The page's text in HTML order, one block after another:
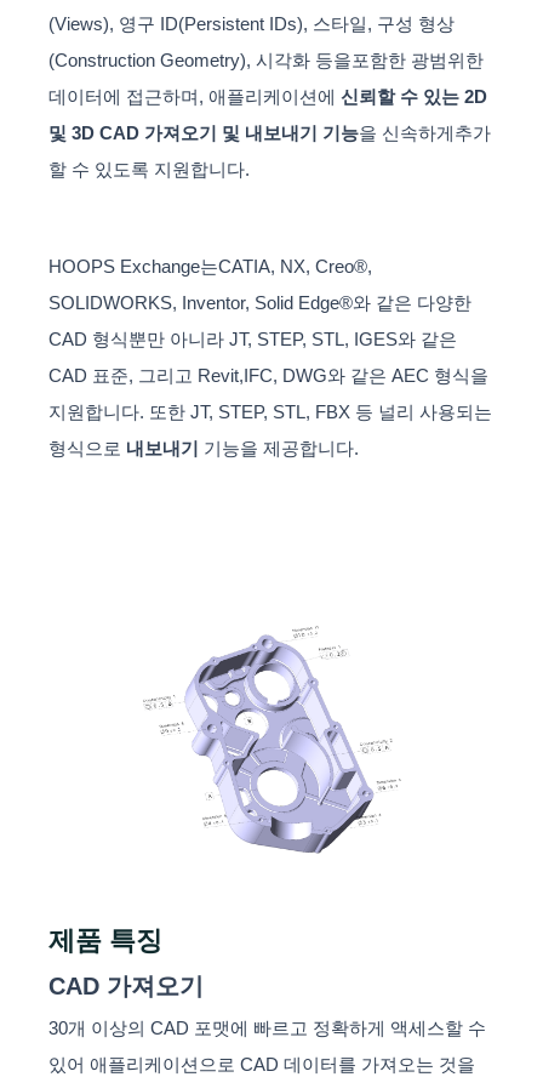
(Views), 영구 ID(Persistent IDs), 스타일, 구성 형상
(Construction Geometry), 시각화 등을포함한 광범위한
데이터에 접근하며, 애플리케이션에 신뢰할 수 있는 2D
및 3D CAD 가져오기 및 내보내기 기능을 신속하게추가
할 수 있도록 지원합니다.
HOOPS Exchange는CATIA, NX, Creo®,
SOLIDWORKS, Inventor, Solid Edge®와 같은 다양한
CAD 형식뿐만 아니라 JT, STEP, STL, IGES와 같은
CAD 표준, 그리고 Revit,IFC, DWG와 같은 AEC 형식을
지원합니다. 또한 JT, STEP, STL, FBX 등 널리 사용되는
형식으로 내보내기 기능을 제공합니다.
제품 특징
CAD 가져오기
30개 이상의 CAD 포맷에 빠르고 정확하게 액세스할 수
있어 애플리케이션으로 CAD 데이터를 가져오는 것을